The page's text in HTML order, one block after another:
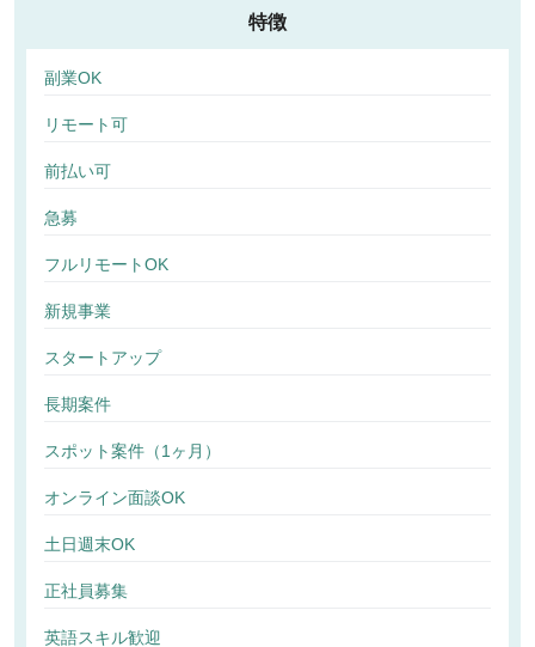
特徴
副業OK
リモート可
前払い可
急募
フルリモートOK
新規事業
スタートアップ
長期案件
スポット案件（1ヶ月）
オンライン面談OK
土日週末OK
正社員募集
英語スキル歓迎